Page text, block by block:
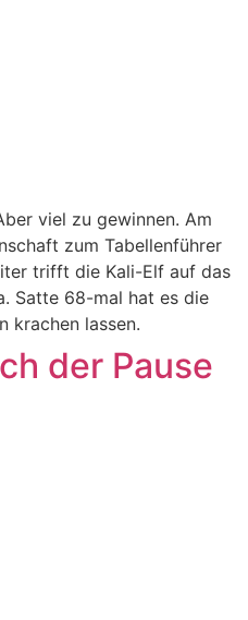
viel zu gewinnen. Am
zum Tabellenführer
trifft die Kali-Elf auf das
Satte 68-mal hat es die
krachen lassen.
der Pause